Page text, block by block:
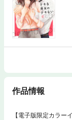
作品情報
【電子版限定カラー